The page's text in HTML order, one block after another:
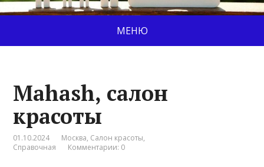
МЕНЮ
Mahash, салон
красоты
01.10.2024 Москва, Салон красоты,
Справочная
Комментарии: 0